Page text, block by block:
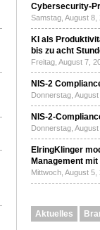
Cybersecurity-
Samstag, August
KI als
bis zu acht
Freitag, August 7,
NIS-2
Donnerstag,
NIS-2-
Donnerstag,
ElringKlinger
Management
Mittwoch, August
Aktuelles